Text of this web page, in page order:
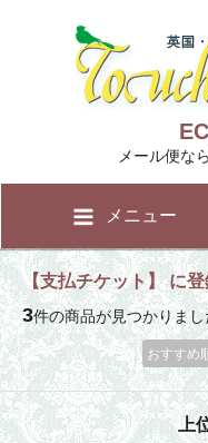
メール便な
メニュー
【支払チケット】 に
3件の商品が見つかりまし
おすすめ
上